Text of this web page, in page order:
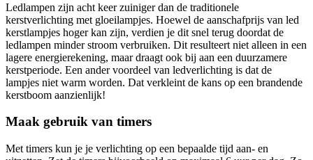
Ledlampen zijn acht keer zuiniger dan de traditionele
kerstverlichting met gloeilampjes. Hoewel de aanschafprijs van led
kerstlampjes hoger kan zijn, verdien je dit snel terug doordat de
ledlampen minder stroom verbruiken. Dit resulteert niet alleen in een
lagere energierekening, maar draagt ook bij aan een duurzamere
kerstperiode. Een ander voordeel van ledverlichting is dat de
lampjes niet warm worden. Dat verkleint de kans op een brandende
kerstboom aanzienlijk!
Maak gebruik van timers
Met timers kun je je verlichting op een bepaalde tijd aan- en